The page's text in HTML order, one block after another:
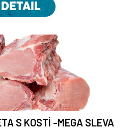
DETAIL
S KOSTÍ -MEGA SLEVA